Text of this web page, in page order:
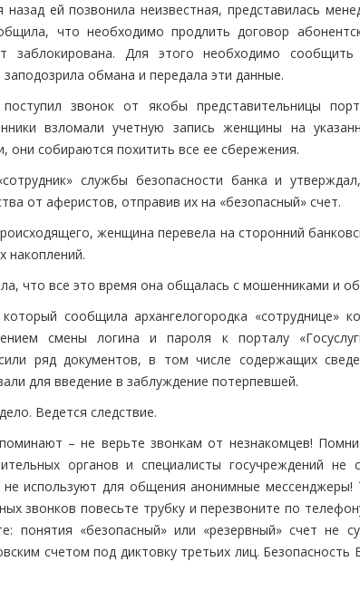
назад ей позвонила неизвестная, представилась
что необходимо продлить договор
заблокирована. Для этого необходимо
обмана и передала эти данные.
звонок от якобы представительницы
взломали учетную запись женщины на
они собираются похитить все ее сбережения.
службы безопасности банка и
от аферистов, отправив их на «безопасный» счет.
женщина перевела на сторонний
накоплений.
что все это время она общалась с мошенниками и
сообщила архангелогородка «сотруднице»
смены логина и пароля к порталу
ряд документов, в том числе содержащих
для введение в заблуждение потерпевшей.
Ведется следствие.
– не верьте звонкам от незнакомцев!
органов и специалисты госучреждений
используют для общения анонимные мессенджеры!
звонков повесьте трубку и перезвоните по
понятия «безопасный» или «резервный» счет не
счетом под диктовку третьих лиц.